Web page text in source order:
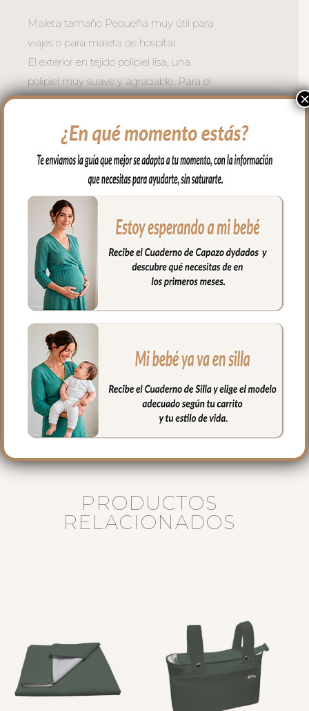
Maleta tamaño Pequeña muy útil para
viajes o para maleta de hospital
El exterior en tejido polipiel lisa, una
polipiel muy suave y agradable. Para el
interior tejido blanco impermeable; muy
húmedo y cuando necesites puedes lavar
en lavadora siempre agua fría jabones no
abrasivos y secado al natural.
Cierre con cremallera de doble carro al
tono del estampado.
Puedes llevar todas las cositas de tu bebé
bien organizadas y sujetas en el interior y
además cuenta con un bolsillo interior
con cremallera.
Ideal para llevar de la mano con sus asas
cortas o llevar al hombro con el asa largo.
Medidas Maleta:
56 cms Ancho
40 cms Alto
16 cms de lomo
PRODUCTOS
RELACIONADOS
×